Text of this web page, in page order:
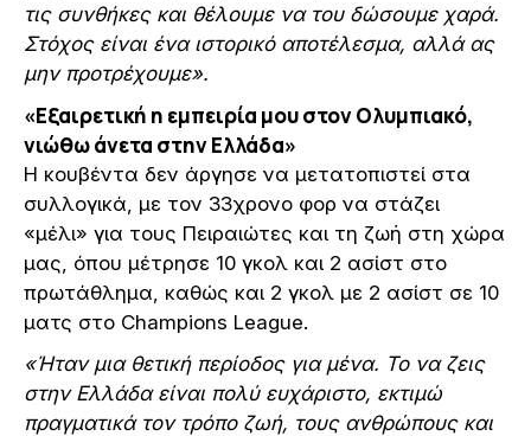
τις συνθήκες και θέλουμε να του δώσουμε χαρά.
Στόχος είναι ένα ιστορικό αποτέλεσμα, αλλά ας
μην προτρέχουμε».
«Εξαιρετική η εμπειρία μου στον Ολυμπιακό,
νιώθω άνετα στην Ελλάδα»
Η κουβέντα δεν άργησε να μετατοπιστεί στα
συλλογικά, με τον 33χρονο φορ να στάζει
«μέλι» για τους Πειραιώτες και τη ζωή στη χώρα
μας, όπου μέτρησε 10 γκολ και 2 ασίστ στο
πρωτάθλημα, καθώς και 2 γκολ με 2 ασίστ σε 10
ματς στο Champions League.
«Ήταν μια θετική περίοδος για μένα. Το να ζεις
στην Ελλάδα είναι πολύ ευχάριστο, εκτιμώ
πραγματικά τον τρόπο ζωή, τους ανθρώπους και